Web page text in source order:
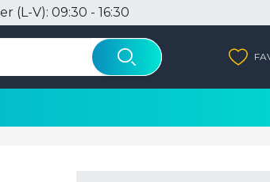
(L-V): 09:30 - 16:30